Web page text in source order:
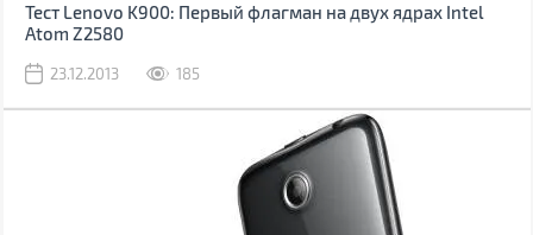
Тест Lenovo K900: Первый флагман на двух ядрах Intel
Atom Z2580
23.12.2013 185